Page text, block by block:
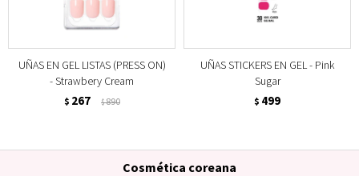
UÑAS EN GEL LISTAS (PRESS ON)
- Strawbery Cream
$ 267 $890
UÑAS STICKERS EN GEL - Pink
Sugar
$ 499
Cosmética coreana